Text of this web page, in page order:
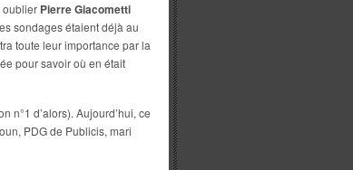
oublier Pierre Giacometti
sondages étaient déjà au
toute leur importance par la
pour savoir où en était
n°1 d’alors). Aujourd’hui, ce
PDG de Publicis, mari